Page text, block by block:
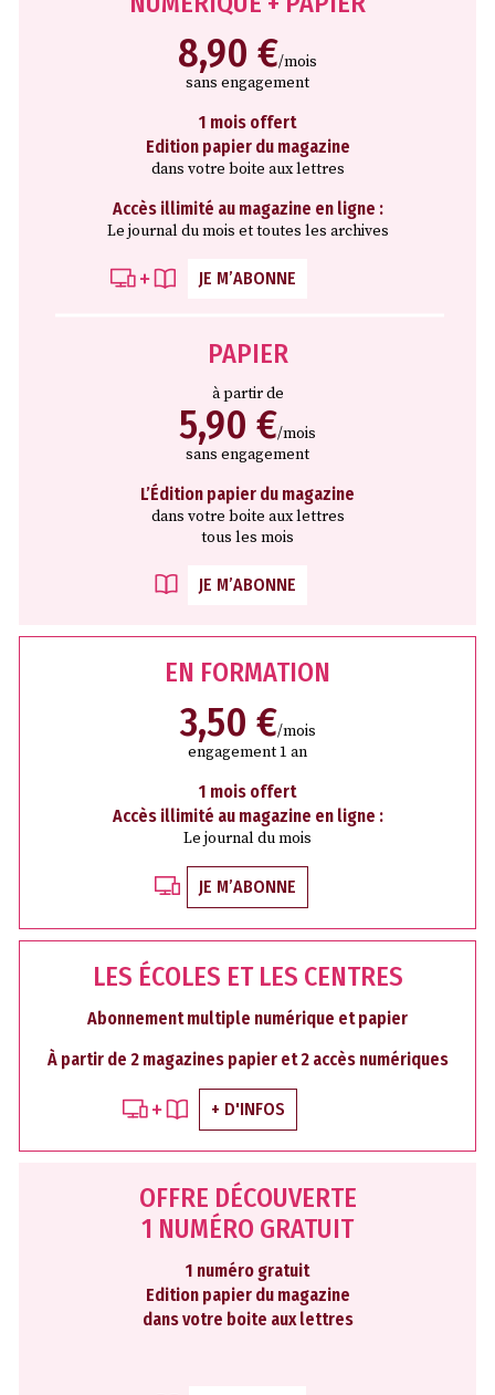
8,90 €/mois
sans engagement
1 mois offert
Edition papier du magazine
dans votre boite aux lettres
Accès illimité au magazine en ligne :
Le journal du mois et toutes les archives
JE M’ABONNE
PAPIER
à partir de
5,90 €/mois
sans engagement
L’Édition papier du magazine
dans votre boite aux lettres
tous les mois
JE M’ABONNE
EN FORMATION
3,50 €/mois
engagement 1 an
1 mois offert
Accès illimité au magazine en ligne :
Le journal du mois
JE M’ABONNE
LES ÉCOLES ET LES CENTRES
Abonnement multiple numérique et papier
À partir de 2 magazines papier et 2 accès numériques
+ D'INFOS
OFFRE DÉCOUVERTE
1 NUMÉRO GRATUIT
1 numéro gratuit
Edition papier du magazine
dans votre boite aux lettres